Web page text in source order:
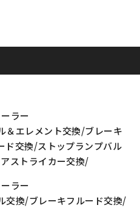
ラー
＆エレメント交換/ブレーキ
ド交換/ストップランプバル
ストライカー交換/
ラー
交換/ブレーキフルード交換/